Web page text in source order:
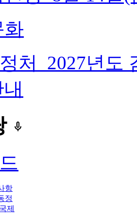
화
처_2027년도
keyboard_voice
항
정
제